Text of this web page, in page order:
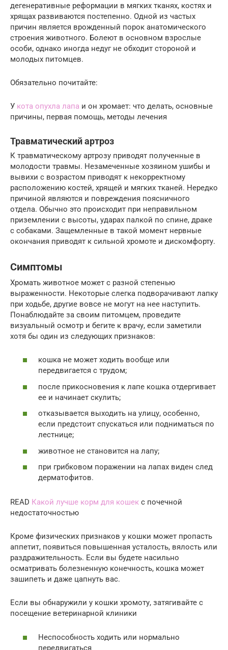
дегенеративные реформации в мягких тканях, костях и
хрящах развиваются постепенно. Одной из частых
причин является врожденный порок анатомического
строения животного. Болеют в основном взрослые
особи, однако иногда недуг не обходит стороной и
молодых питомцев.
Обязательно почитайте:
У кота опухла лапа и он хромает: что делать, основные
причины, первая помощь, методы лечения
Травматический артроз
К травматическому артрозу приводят полученные в
молодости травмы. Незамеченные хозяином ушибы и
вывихи с возрастом приводят к некорректному
расположению костей, хрящей и мягких тканей. Нередко
причиной являются и повреждения поясничного
отдела. Обычно это происходит при неправильном
приземлении с высоты, ударах палкой по спине, драке
с собаками. Защемленные в такой момент нервные
окончания приводят к сильной хромоте и дискомфорту.
Симптомы
Хромать животное может с разной степенью
выраженности. Некоторые слегка подворачивают лапку
при ходьбе, другие вовсе не могут на нее наступить.
Понаблюдайте за своим питомцем, проведите
визуальный осмотр и бегите к врачу, если заметили
хотя бы один из следующих признаков:
кошка не может ходить вообще или
передвигается с трудом;
после прикосновения к лапе кошка отдергивает
ее и начинает скулить;
отказывается выходить на улицу, особенно,
если предстоит спускаться или подниматься по
лестнице;
животное не становится на лапу;
при грибковом поражении на лапах виден след
дерматофитов.
READ Какой лучше корм для кошек с почечной
недостаточностью
Кроме физических признаков у кошки может пропасть
аппетит, появиться повышенная усталость, вялость или
раздражительность. Если вы будете насильно
осматривать болезненную конечность, кошка может
зашипеть и даже цапнуть вас.
Если вы обнаружили у кошки хромоту, затягивайте с
посещение ветеринарной клиники
Неспособность ходить или нормально
передвигаться